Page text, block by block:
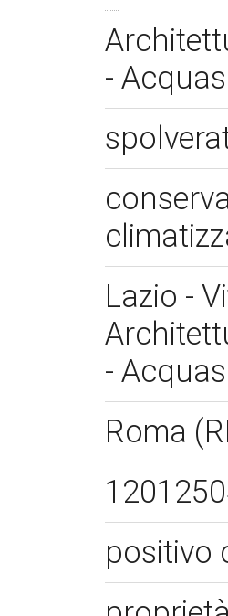
-
Lazio -
-
Roma
positivo